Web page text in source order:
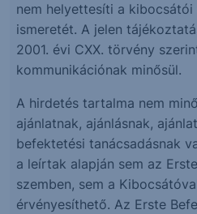
nem helyettesíti a
ismeretét. A jelen
2001. évi CXX. törvény
kommunikációnak minősül.
A hirdetés tartalma nem
ajánlatnak, ajánlásnak,
befektetési tanácsadásnak
a leírtak alapján sem az
szemben, sem a
érvényesíthető. Az Erste